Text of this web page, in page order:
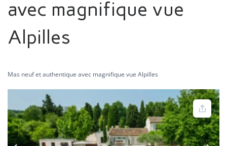
avec magnifique vue
Alpilles
Mas neuf et authentique avec magnifique vue Alpilles